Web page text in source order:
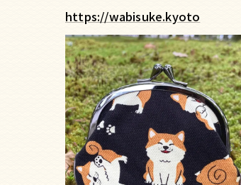
https://wabisuke.kyoto